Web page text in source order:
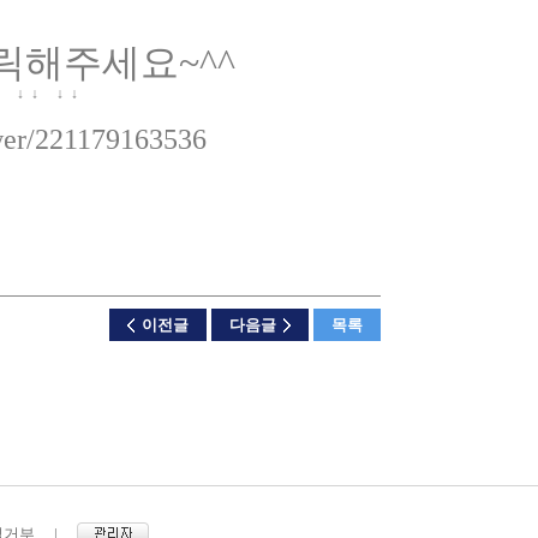
해주세요~^^
↓ ↓ ↓
221179163536
이전글 다음글 목록
부 |